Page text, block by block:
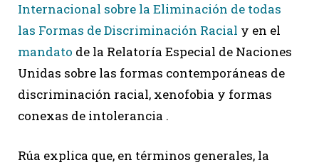
Internacional sobre la Eliminación de todas
las Formas de Discriminación Racial y en el
mandato de la Relatoría Especial de Naciones
Unidas sobre las formas contemporáneas de
discriminación racial, xenofobia y formas
conexas de intolerancia .
Rúa explica que, en términos generales, la